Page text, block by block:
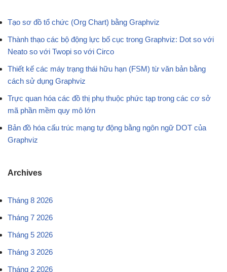
Tạo sơ đồ tổ chức (Org Chart) bằng Graphviz
Thành thạo các bộ động lực bố cục trong Graphviz: Dot so với
Neato so với Twopi so với Circo
Thiết kế các máy trạng thái hữu hạn (FSM) từ văn bản bằng
cách sử dụng Graphviz
Trực quan hóa các đồ thị phụ thuộc phức tạp trong các cơ sở
mã phần mềm quy mô lớn
Bản đồ hóa cấu trúc mạng tự động bằng ngôn ngữ DOT của
Graphviz
Archives
Tháng 8 2026
Tháng 7 2026
Tháng 5 2026
Tháng 3 2026
Tháng 2 2026